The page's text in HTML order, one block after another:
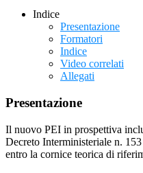
Indice
Presentazione
Formatori
Indice
Video correlati
Allegati
Presentazione
Il nuovo PEI in prospettiva
Decreto Interministeriale n.
entro la cornice teorica di